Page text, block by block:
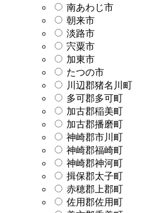
南あわじ市
朝来市
淡路市
宍粟市
加東市
たつの市
川辺郡猪名川町
多可郡多可町
加古郡稲美町
加古郡播磨町
神崎郡市川町
神崎郡福崎町
神崎郡神河町
揖保郡太子町
赤穂郡上郡町
佐用郡佐用町